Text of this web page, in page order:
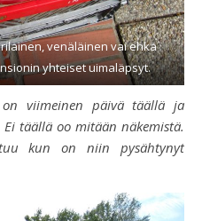
venäläinen vai ehkä
yhteiset uimaläpsyt.
viimeinen päivä täällä ja
täällä oo mitään näkemistä.
kun on niin pysähtynyt